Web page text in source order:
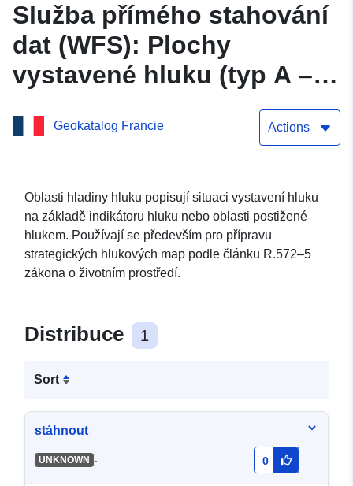
Služba přímého stahování
dat (WFS): Plochy
vystavené hluku (typ A –
index Ln) Služba přímého
stahování dat (WFS):
(typ A – index Ln)
Geokatalog Francie Actions
Oblasti hladiny hluku popisují situaci vystavení hluku
na základě indikátoru hluku nebo oblasti postižené
hlukem. Používají se především pro přípravu
strategických hlukových map podle článku R.572–5
zákona o životním prostředí.
Distribuce 1
Sort
stáhnout
UNKNOWN - 0